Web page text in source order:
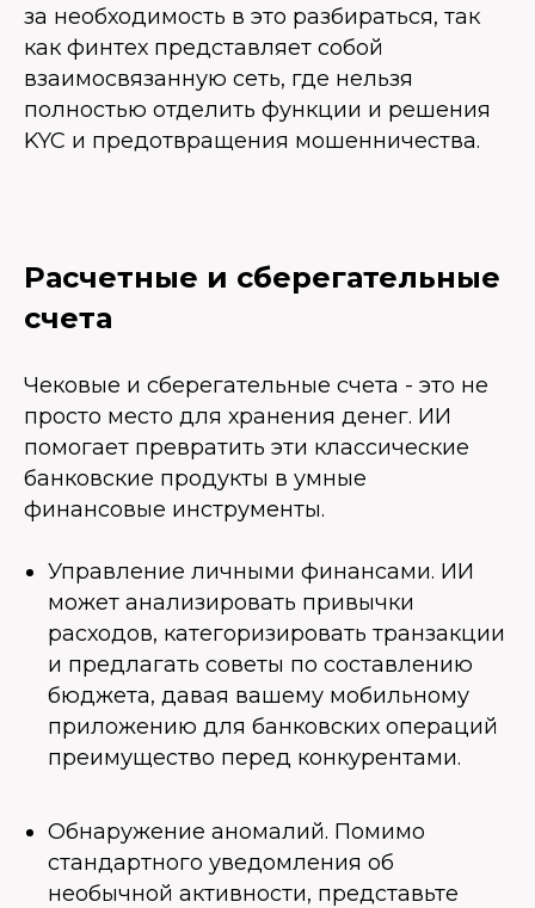
за необходимость в это разбираться, так
как финтех представляет собой
взаимосвязанную сеть, где нельзя
полностью отделить функции и решения
KYC и предотвращения мошенничества.
Расчетные и сберегательные
счета
Чековые и сберегательные счета - это не
просто место для хранения денег. ИИ
помогает превратить эти классические
банковские продукты в умные
финансовые инструменты.
Управление личными финансами. ИИ
может анализировать привычки
расходов, категоризировать транзакции
и предлагать советы по составлению
бюджета, давая вашему мобильному
приложению для банковских операций
преимущество перед конкурентами.
Обнаружение аномалий. Помимо
стандартного уведомления об
необычной активности, представьте